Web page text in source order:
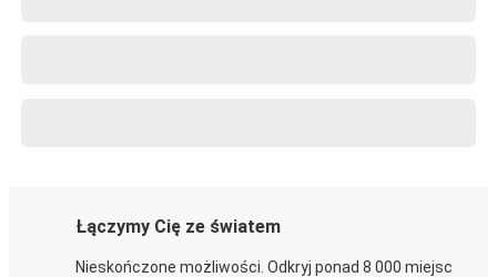
Łączymy Cię ze światem
Nieskończone możliwości. Odkryj ponad 8 000 miejsc